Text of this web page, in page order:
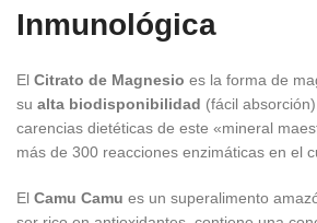
Inmunológica
El Citrato de Magnesio es la forma de
su alta biodisponibilidad (fácil
carencias dietéticas de este «mineral
más de 300 reacciones enzimáticas en el
El Camu Camu es un superalimento